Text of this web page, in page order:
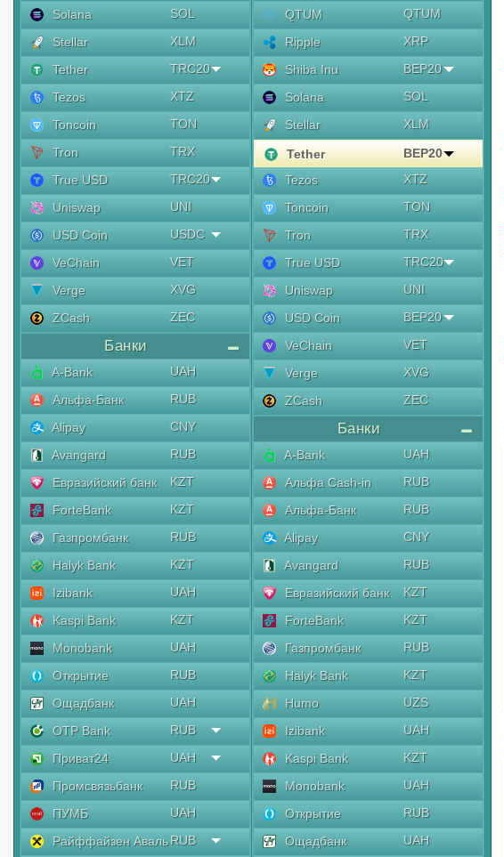
Solana
SOL
Stellar
XLM
Tether
TRC20
Tezos
XTZ
Toncoin
TON
Tron
TRX
True USD
TRC20
Uniswap
UNI
USD Coin
USDC
VeChain
VET
Verge
XVG
ZCash
ZEC
Банки
A-Bank
UAH
Альфа-Банк
RUB
Alipay
CNY
Avangard
RUB
Евразийский банк
KZT
ForteBank
KZT
Газпромбанк
RUB
Halyk Bank
KZT
Izibank
UAH
Kaspi Bank
KZT
Monobank
UAH
Открытие
RUB
Ощадбанк
UAH
OTP Bank
RUB
Приват24
UAH
Промсвязьбанк
RUB
ПУМБ
UAH
Райффайзен АвальRUB
QTUM
QTUM
Ripple
XRP
Shiba Inu
BEP20
Solana
SOL
Stellar
XLM
Tether
BEP20
Tezos
XTZ
Toncoin
TON
Tron
TRX
True USD
TRC20
Uniswap
UNI
USD Coin
BEP20
VeChain
VET
Verge
XVG
ZCash
ZEC
Банки
A-Bank
UAH
Альфа Cash-in
RUB
Альфа-Банк
RUB
Alipay
CNY
Avangard
RUB
Евразийский банк
KZT
ForteBank
KZT
Газпромбанк
RUB
Halyk Bank
KZT
Humo
UZS
Izibank
UAH
Kaspi Bank
KZT
Monobank
UAH
Открытие
RUB
Ощадбанк
UAH